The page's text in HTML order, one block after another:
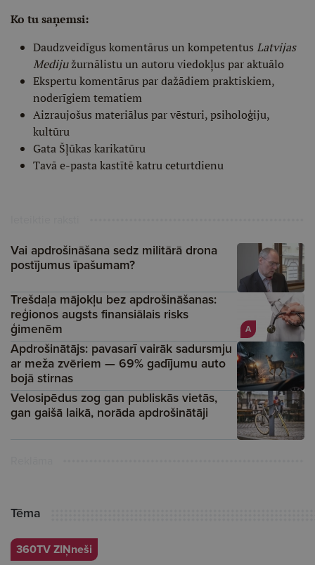
Ko tu saņemsi:
Daudzveidīgus komentārus un kompetentus Latvijas
Medijužurnālistu un autoru viedokļus par aktuālo
Ekspertu komentārus par dažādiem praktiskiem,
noderīgiem tematiem
Aizraujošus materiālus par vēsturi, psiholoģiju,
kultūru
Gata Šļūkas karikatūru
Tavā e-pasta kastītē katru ceturtdienu
Vai apdrošināšana sedz militārā drona
postījumus īpašumam?
A
Trešdaļa mājokļu bez apdrošināšanas:
reģionos augsts finansiālais risks
ģimenēm
Apdrošinātājs: pavasarī vairāk sadursmju
ar meža zvēriem — 69% gadījumu auto
bojā stirnas
Velosipēdus zog gan publiskās vietās,
gan gaišā laikā, norāda apdrošinātāji
Tēma
360TV ZIŅneši